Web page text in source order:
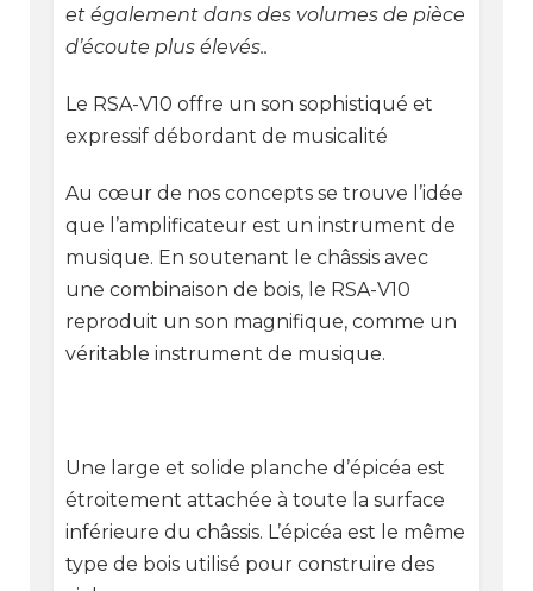
et également dans des volumes de pièce
d’écoute plus élevés..
Le RSA-V10 offre un son sophistiqué et
expressif débordant de musicalité
Au cœur de nos concepts se trouve l’idée
que l’amplificateur est un instrument de
musique. En soutenant le châssis avec
une combinaison de bois, le RSA-V10
reproduit un son magnifique, comme un
véritable instrument de musique.
Une large et solide planche d’épicéa est
étroitement attachée à toute la surface
inférieure du châssis. L’épicéa est le même
type de bois utilisé pour construire des